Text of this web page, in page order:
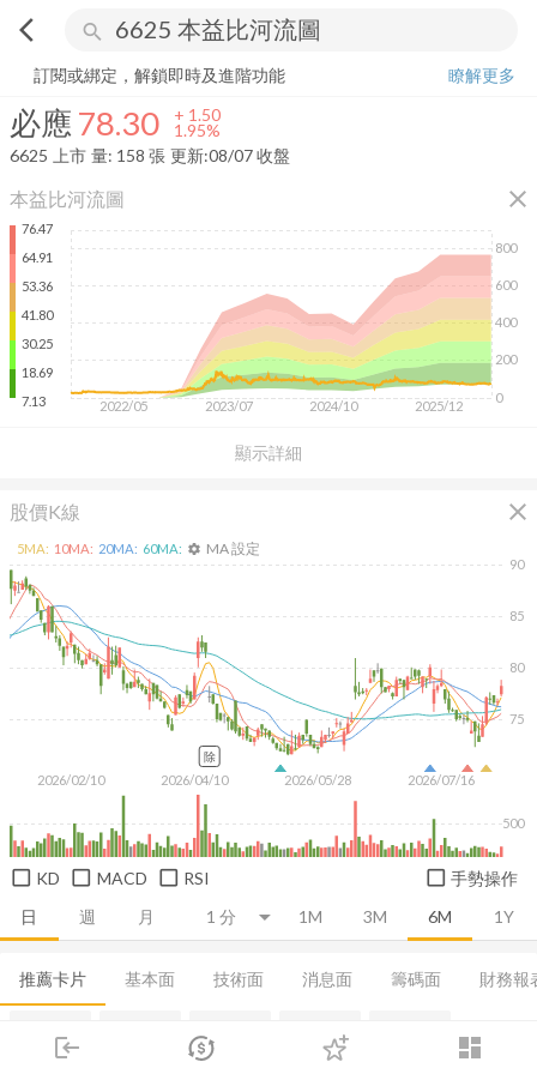
arrow_back_ios search
login dashboard
市場 登入
必應 78.30+ 1.95%
訂閱或綁定，解鎖即時及進階功能
瞭解更多
必應 78.30 + 1.50
1.95%
6625
上市 量: 158 張 更新:08/07 收盤
本益比河流圖 close
顯示詳細
76.47
64.91
53.36
41.80
30.25
18.69
7.13
2022/05 2023/07 2024/10 2025/12
0
200
400
600
800
股價K線 close
日 週 月 1M 3M 6M 1Y
2026/02/10 2026/04/10 2026/05/28 2026/07/16
75
80
85
90
500
5MA: 10MA: 20MA: 60MA: settings MA 設定
除
KD MACD RSI 手勢操作
推薦卡片 基本面 技術面 消息面 籌碼面 財務報